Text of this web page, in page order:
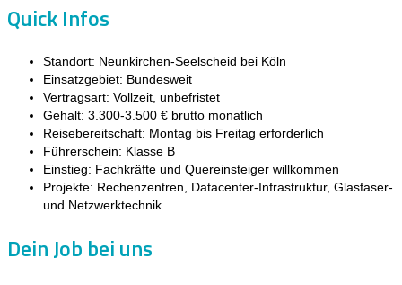
Quick Infos
Standort: Neunkirchen-Seelscheid bei Köln
Einsatzgebiet: Bundesweit
Vertragsart: Vollzeit, unbefristet
Gehalt: 3.300-3.500 € brutto monatlich
Reisebereitschaft: Montag bis Freitag erforderlich
Führerschein: Klasse B
Einstieg: Fachkräfte und Quereinsteiger willkommen
Projekte: Rechenzentren, Datacenter-Infrastruktur, Glasfaser-
und Netzwerktechnik
Dein Job bei uns